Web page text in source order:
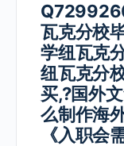
瓦克分校
学纽瓦克
纽瓦克分
买,?国外
么制作海
《入职会